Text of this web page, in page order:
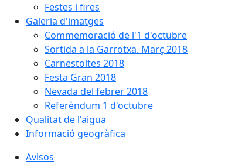
Festes i fires
Galeria d'imatges
Commemoració de l'1 d'octubre
Sortida a la Garrotxa. Març 2018
Carnestoltes 2018
Festa Gran 2018
Nevada del febrer 2018
Referèndum 1 d'octubre
Qualitat de l'aigua
Informació geogràfica
Avisos